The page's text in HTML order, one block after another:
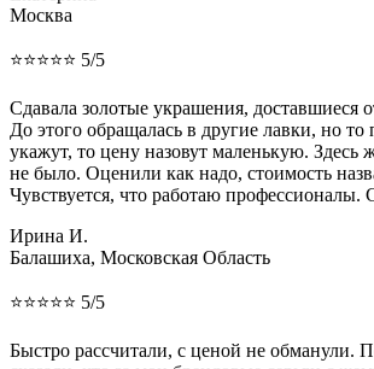
Москва
⭐⭐⭐⭐⭐ 5/5
Сдавала золотые украшения, доставшиеся
До этого обращалась в другие лавки, но то
укажут, то цену назовут маленькую. Здесь
не было. Оценили как надо, стоимость
Чувствуется, что работаю профессионалы.
Ирина И.
Балашиха, Московская Область
⭐⭐⭐⭐⭐ 5/5
Быстро рассчитали, с ценой не обманули.